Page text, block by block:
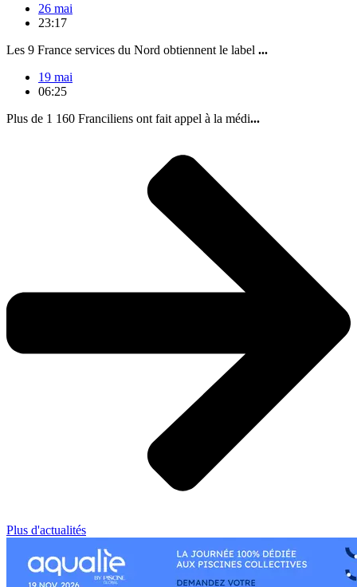
26 mai
23:17
Les 9 France services du Nord obtiennent le label ...
19 mai
06:25
Plus de 1 160 Franciliens ont fait appel à la médi...
Plus d'actualités